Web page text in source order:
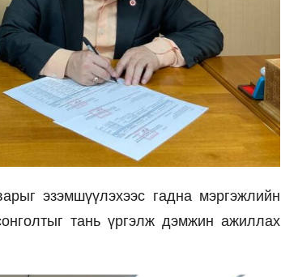
эзэмшүүлэхээс гадна мэргэжлийн
тань үргэлж дэмжин ажиллах